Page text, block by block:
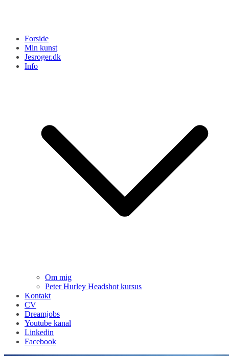
Forside
Min kunst
Jesroger.dk
Info
Om mig
Peter Hurley Headshot kursus
Kontakt
CV
Dreamjobs
Youtube kanal
Linkedin
Facebook